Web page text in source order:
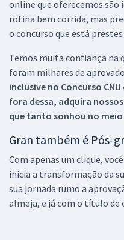
online que oferecemos são
rotina bem corrida, mas
o concurso que está
Temos muita confiança na
foram milhares de
inclusive no Concurso CNU
fora dessa, adquira
que tanto sonhou no
Gran também é Pós-
Com apenas um clique,
inicia a transformação da
sua jornada rumo a
almeja, e já com o título de